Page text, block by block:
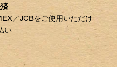
／JCBをご使用いただけ
い